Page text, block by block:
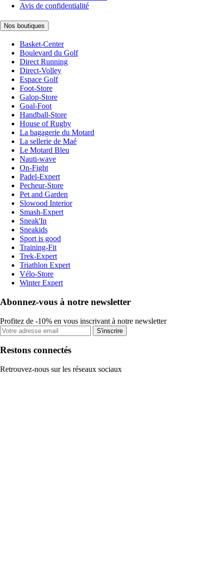
Avis de confidentialité
Nos boutiques
Basket-Center
Boulevard du Golf
Direct Running
Direct-Volley
Espace Golf
Foot-Store
Galop-Store
Goal-Foot
Handball-Store
House of Rugby
La bagagerie du Motard
La sellerie de Maé
Le Motard Bleu
Nauti-wave
On-Fight
Padel-Expert
Pecheur-Store
Pet and Garden
Slowood Interior
Smash-Expert
Sneak'In
Sneakids
Sport is good
Training-Fit
Trek-Expert
Triathlon Expert
Vélo-Store
Winter Expert
Abonnez-vous à notre newsletter
Profitez de -10% en vous inscrivant à notre newsletter
S'inscrire
Restons connectés
Retrouvez-nous sur les réseaux sociaux